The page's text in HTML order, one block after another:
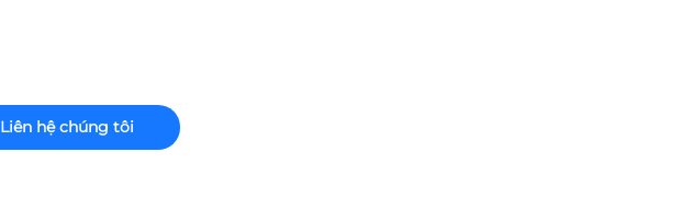
Liên hệ chúng tôi